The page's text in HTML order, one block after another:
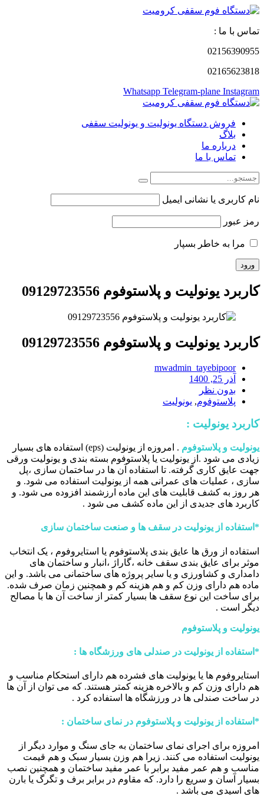
تماس با ما :
02156390955
02165623818
Whatsapp Telegram-plane Instagram
فروش دستگاه یونولیت و یونولیت سقفی
بلاگ
درباره ما
تماس با ما
نام کاربری یا نشانی ایمیل
رمز عبور
مرا به خاطر بسپار
کاربرد یونولیت و پلاستوفوم 09129723556
کاربرد یونولیت و پلاستوفوم 09129723556
mwadmin_tayebipoor
آذر 25, 1400
بدون نظر
پلاستوفوم, یونولیت
کاربرد یونولیت :
یونولیت و پلاستوفوم
. امروزه از یونولیت (eps) استفاده های بسیار
زیادی می شود .از یونولیت یا پلاستوفوم بسته بندی و یونولیت ورقی
جهت عایق کاری گرفته. تا استفاده آن ها در ساختمان سازی ،پل
سازی ، عملیات های عمرانی همه از یونولیت استفاده می شود. و
هر روز به کشف قابلیت های این ماده ارزشمند افزوده می شود. و
کاربرد های جدیدی از این ماده کشف می شود .
* استفاده از یونولیت در سقف ها و صنعت ساختمان سازی
استفاده از ورق ها عایق بندی پلاستوفوم یا استایروفوم ، یک انتخاب
موثر برای عایق بندی سقف خانه ،گاراژ ،انبار و ساختمان های
دامداری و کشاورزی و یا سایر پروژه های ساختمانی می باشد. و این
ماده هم دارای وزن کم و هم هزینه کم و همچنین زمان صرف شده.
برای ساخت این نوع سقف ها بسیار کمتر از ساخت آن ها با مصالح
دیگر است .
یونولیت و پلاستوفوم
* استفاده از یونولیت در صندلی های ورزشگاه ها :
استایروفوم ها یا یونولیت های فشرده هم دارای استحکام مناسب و
هم دارای وزن کم و بالاخره هزینه کمتر هستند. که می توان از آن ها
در ساخت صندلی ها در ورزشگاه ها استفاده کرد .
* استفاده از یونولیت و پلاستوفوم در نمای ساختمان :
امروزه برای اجرای نمای ساختمان به جای سنگ و موارد دیگر از
یونولیت استفاده می کنند. زیرا هم وزن بسیار سبک و هم قیمت
مناسب و هم عمر مفید برابر با عمر مفید ساختمان و همچنین نصب
بسیار آسان و سریع را دارد. که مقاوم در برابر برف و تگرگ یا بارن
های اسیدی می باشد .